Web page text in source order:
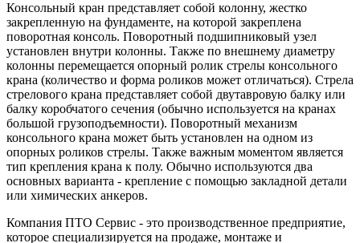
Консольный кран представляет собой колонну, жестко
закрепленную на фундаменте, на которой закреплена
поворотная консоль. Поворотный подшипниковый узел
установлен внутри колонны. Также по внешнему диаметру
колонны перемещается опорный ролик стрелы консольного
крана (количество и форма роликов может отличаться). Стрела
стрелового крана представляет собой двутавровую балку или
балку коробчатого сечения (обычно используется на кранах
большой грузоподъемности). Поворотный механизм
консольного крана может быть установлен на одном из
опорных роликов стрелы. Также важным моментом является
тип крепления крана к полу. Обычно используются два
основных варианта - крепление с помощью закладной детали
или химических анкеров.
Компания ПТО Сервис - это производственное предприятие,
которое специализируется на продаже, монтаже и